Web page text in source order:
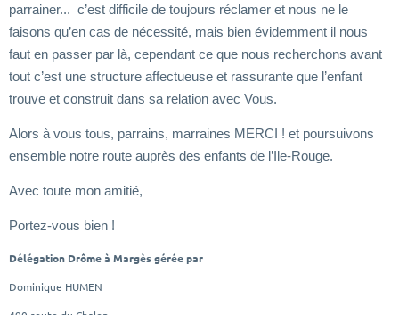
parrainer... c’est difficile de toujours réclamer et nous ne le
faisons qu’en cas de nécessité, mais bien évidemment il nous
faut en passer par là, cependant ce que nous recherchons avant
tout c’est une structure affectueuse et rassurante que l’enfant
trouve et construit dans sa relation avec Vous.
Alors à vous tous, parrains, marraines MERCI ! et poursuivons
ensemble notre route auprès des enfants de l’Ile-Rouge.
Avec toute mon amitié,
Portez-vous bien !
Délégation Drôme à Margès gérée par
Dominique HUMEN